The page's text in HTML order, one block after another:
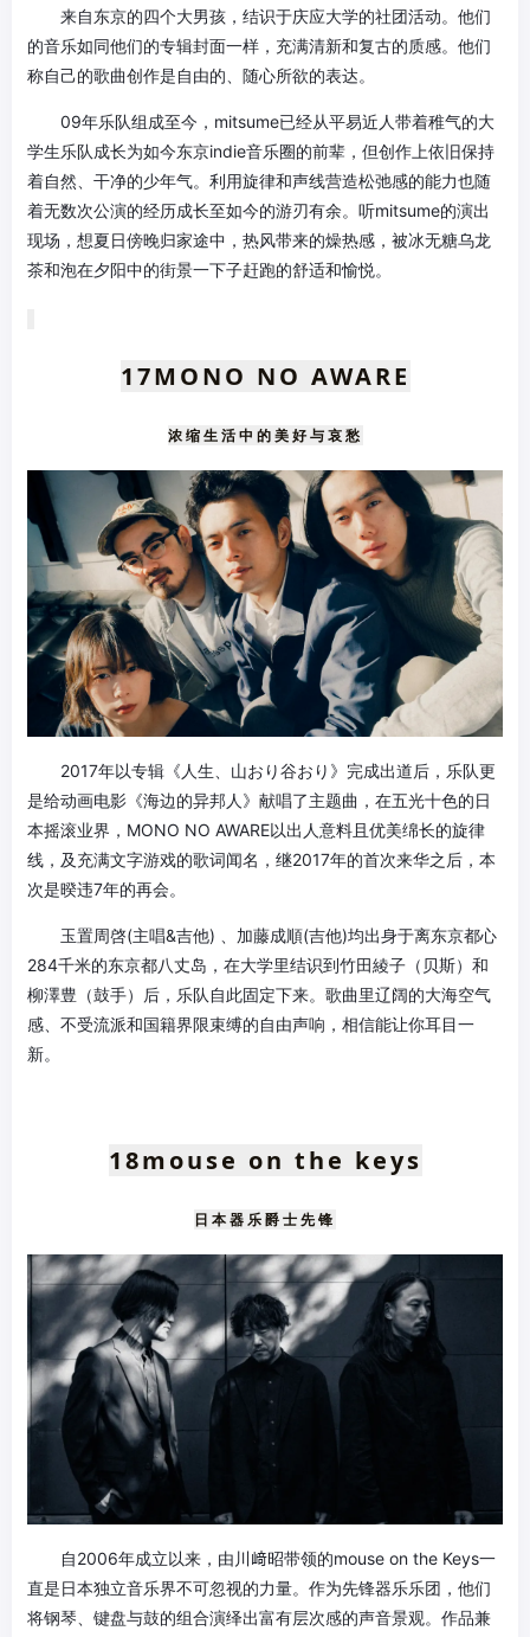
来自东京的四个大男孩，结识于庆应大学的社团活动。他们
的音乐如同他们的专辑封面一样，充满清新和复古的质感。他们
称自己的歌曲创作是自由的、随心所欲的表达。
09年乐队组成至今，mitsume已经从平易近人带着稚气的大
学生乐队成长为如今东京indie音乐圈的前辈，但创作上依旧保持
着自然、干净的少年气。利用旋律和声线营造松弛感的能力也随
着无数次公演的经历成长至如今的游刃有余。听mitsume的演出
现场，想夏日傍晚归家途中，热风带来的燥热感，被冰无糖乌龙
茶和泡在夕阳中的街景一下子赶跑的舒适和愉悦。
17MONO NO AWARE
浓缩生活中的美好与哀愁
2017年以专辑《人生、山おり谷おり》完成出道后，乐队更
是给动画电影《海边的异邦人》献唱了主题曲，在五光十色的日
本摇滚业界，MONO NO AWARE以出人意料且优美绵长的旋律
线，及充满文字游戏的歌词闻名，继2017年的首次来华之后，本
次是暌违7年的再会。
玉置周啓(主唱&吉他) 、加藤成順(吉他)均出身于离东京都心
284千米的东京都八丈岛，在大学里结识到竹田綾子（贝斯）和
柳澤豊（鼓手）后，乐队自此固定下来。歌曲里辽阔的大海空气
感、不受流派和国籍界限束缚的自由声响，相信能让你耳目一
新。
18mouse on the keys
日本器乐爵士先锋
自2006年成立以来，由川﨑昭带领的mouse on the Keys一
直是日本独立音乐界不可忽视的力量。作为先锋器乐乐团，他们
将钢琴、键盘与鼓的组合演绎出富有层次感的声音景观。作品兼